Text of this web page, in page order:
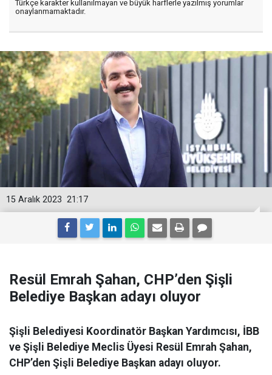
Türkçe karakter kullanılmayan ve büyük harflerle yazılmış yorumlar
onaylanmamaktadır.
21:17
15 Aralık 2023
Resül Emrah Şahan, CHP’den Şişli
Belediye Başkan adayı oluyor
Şişli Belediyesi Koordinatör Başkan Yardımcısı, İBB
ve Şişli Belediye Meclis Üyesi Resül Emrah Şahan,
CHP’den Şişli Belediye Başkan adayı oluyor.